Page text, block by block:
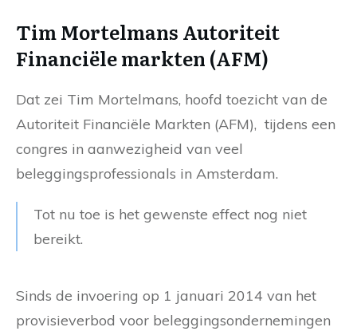
Tim Mortelmans Autoriteit
Financiële markten (AFM)
Dat zei Tim Mortelmans, hoofd toezicht van de
Autoriteit Financiële Markten (AFM), tijdens een
congres in aanwezigheid van veel
beleggingsprofessionals in Amsterdam.
Tot nu toe is het gewenste effect nog niet
bereikt.
Sinds de invoering op 1 januari 2014 van het
provisieverbod voor beleggingsondernemingen